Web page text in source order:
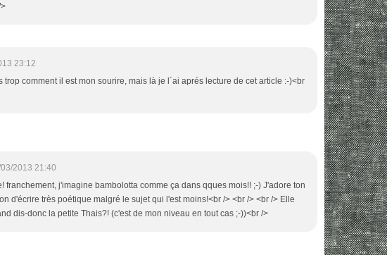
23:12
trop comment il est mon sourire, mais là je l´ai aprés lecture de cet article :-)<br
2013 21:40
franchement, j'imagine bambolotta comme ça dans qques mois!! ;-) J'adore ton
d'écrire très poétique malgré le sujet qui l'est moins!<br /> <br /> <br /> Elle
dis-donc la petite Thais?! (c'est de mon niveau en tout cas ;-))<br />